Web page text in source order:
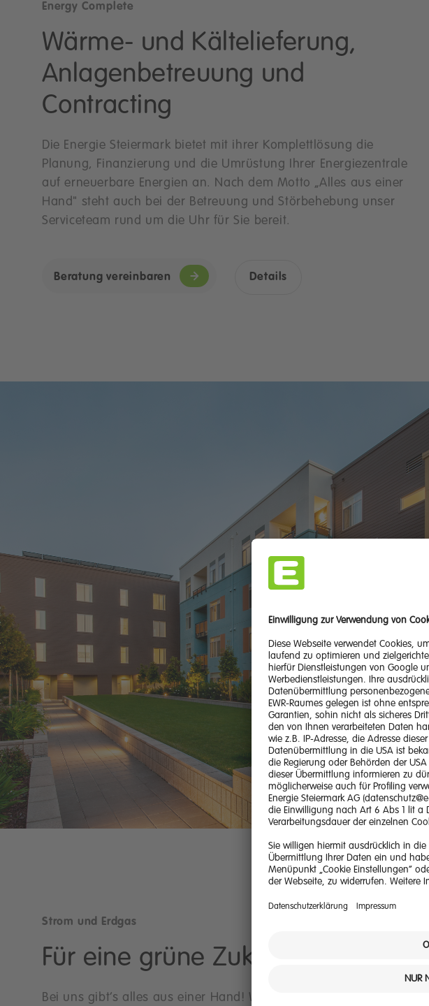
Energy Complete
Wärme- und Kältelieferung,
Anlagenbetreuung und
Contracting
Die Energie Steiermark bietet mit ihrer Komplettlösung die
Planung, Finanzierung und die Umrüstung Ihrer Energiezentrale
auf erneuerbare Energien an. Nach dem Motto „Alles aus einer
Hand" steht auch bei der Betreuung und Störbehebung unser
Serviceteam rund um die Uhr für Sie bereit.
Beratung vereinbaren Details
Strom und Erdgas
Für eine grüne Zukunft
Bei uns gibt’s alles aus einer Hand! Wir betreuen Sie als